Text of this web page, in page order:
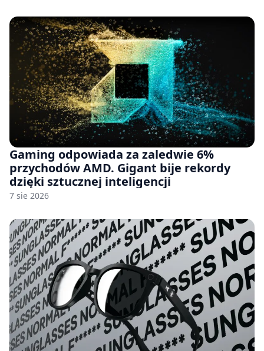
Gaming odpowiada za zaledwie 6%
przychodów AMD. Gigant bije rekordy
dzięki sztucznej inteligencji
7 sie 2026